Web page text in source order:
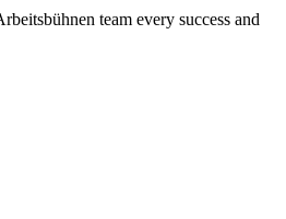
team every success and